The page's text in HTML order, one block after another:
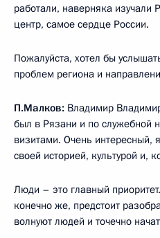
работали, наверняка
центр, самое сердце России.
Пожалуйста, хотел бы
проблем региона и
П.Малков: Владимир
был в Рязани и по служебной
визитами. Очень интересный,
своей историей, культурой и,
Люди – это главный
конечно же, предстоит
волнуют людей и точечно